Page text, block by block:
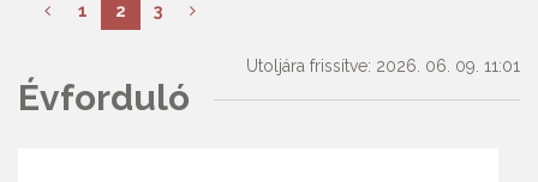
1 2 3
Utoljára frissítve: 2026. 06. 09. 11:01
Évforduló